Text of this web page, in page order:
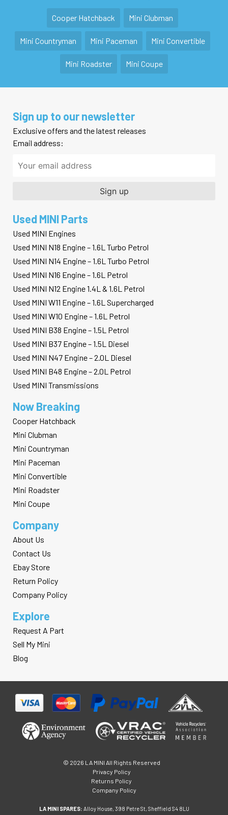
Cooper Hatchback Mini Clubman
Mini Countryman Mini Paceman Mini Convertible
Mini Roadster Mini Coupe
Explore
Request A Part
Sell My Mini
Blog
Company
About Us
Contact Us
Ebay Store
Return Policy
Company Policy
Now Breaking
Cooper Hatchback
Mini Clubman
Mini Countryman
Mini Paceman
Mini Convertible
Mini Roadster
Mini Coupe
Used MINI Parts
Used MINI Engines
Used MINI N18 Engine – 1.6L Turbo Petrol
Used MINI N14 Engine – 1.6L Turbo Petrol
Used MINI N16 Engine – 1.6L Petrol
Used MINI N12 Engine 1.4L & 1.6L Petrol
Used MINI W11 Engine – 1.6L Supercharged
Used MINI W10 Engine – 1.6L Petrol
Used MINI B38 Engine – 1.5L Petrol
Used MINI B37 Engine – 1.5L Diesel
Used MINI N47 Engine – 2.0L Diesel
Used MINI B48 Engine – 2.0L Petrol
Used MINI Transmissions
Sign up to our newsletter
Exclusive offers and the latest releases
Email address:
© 2026 LA MINI All Rights Reserved
Privacy Policy
Returns Policy
Company Policy
LA MINI SPARES: Alloy House, 398 Petre St, Sheffield S4 8LU